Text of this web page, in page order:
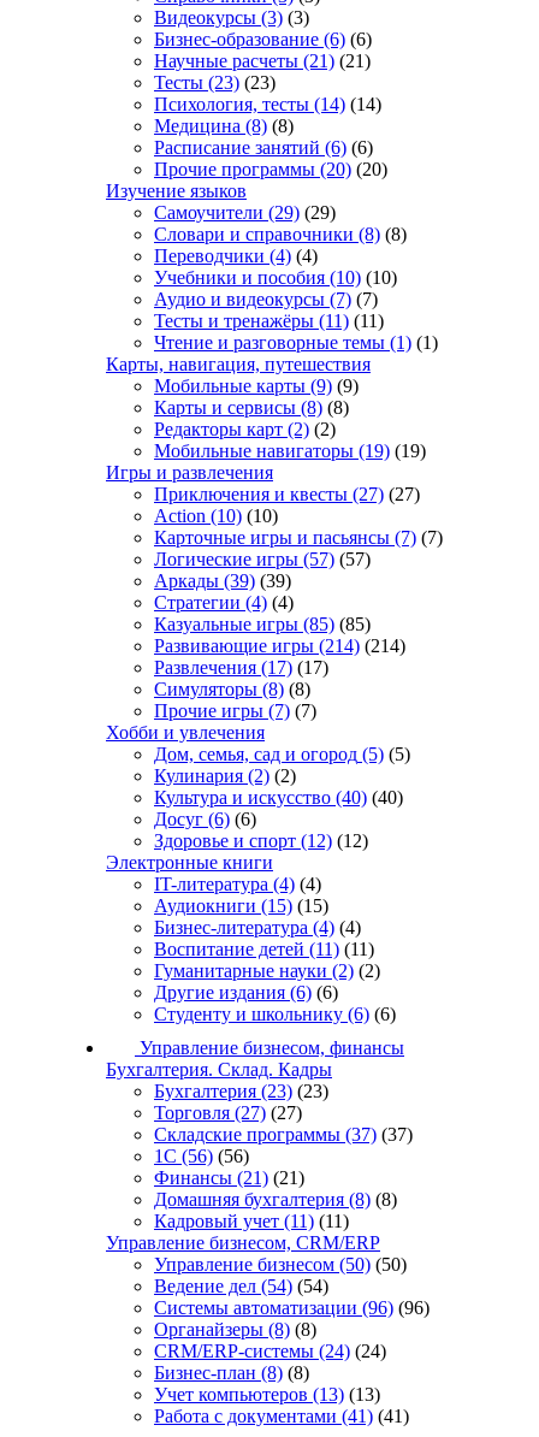
Видеокурсы (3) (3)
Бизнес-образование (6) (6)
Научные расчеты (21) (21)
Тесты (23) (23)
Психология, тесты (14) (14)
Медицина (8) (8)
Расписание занятий (6) (6)
Прочие программы (20) (20)
Изучение языков
Самоучители (29) (29)
Словари и справочники (8) (8)
Переводчики (4) (4)
Учебники и пособия (10) (10)
Аудио и видеокурсы (7) (7)
Тесты и тренажёры (11) (11)
Чтение и разговорные темы (1) (1)
Карты, навигация, путешествия
Мобильные карты (9) (9)
Карты и сервисы (8) (8)
Редакторы карт (2) (2)
Мобильные навигаторы (19) (19)
Игры и развлечения
Приключения и квесты (27) (27)
Action (10) (10)
Карточные игры и пасьянсы (7) (7)
Логические игры (57) (57)
Аркады (39) (39)
Стратегии (4) (4)
Казуальные игры (85) (85)
Развивающие игры (214) (214)
Развлечения (17) (17)
Симуляторы (8) (8)
Прочие игры (7) (7)
Хобби и увлечения
Дом, семья, сад и огород (5) (5)
Кулинария (2) (2)
Культура и искусство (40) (40)
Досуг (6) (6)
Здоровье и спорт (12) (12)
Электронные книги
IT-литература (4) (4)
Аудиокниги (15) (15)
Бизнес-литература (4) (4)
Воспитание детей (11) (11)
Гуманитарные науки (2) (2)
Другие издания (6) (6)
Студенту и школьнику (6) (6)
Управление бизнесом, финансы
Бухгалтерия. Склад. Кадры
Бухгалтерия (23) (23)
Торговля (27) (27)
Складские программы (37) (37)
1С (56) (56)
Финансы (21) (21)
Домашняя бухгалтерия (8) (8)
Кадровый учет (11) (11)
Управление бизнесом, CRM/ERP
Управление бизнесом (50) (50)
Ведение дел (54) (54)
Системы автоматизации (96) (96)
Органайзеры (8) (8)
CRM/ERP-системы (24) (24)
Бизнес-план (8) (8)
Учет компьютеров (13) (13)
Работа с документами (41) (41)